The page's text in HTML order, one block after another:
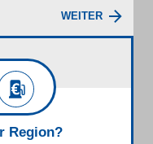
WEITER
Region?